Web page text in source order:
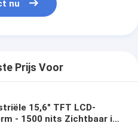
nu
Prijs Voor
15,6" TFT LCD-
- 1500 nits Zichtbaar in